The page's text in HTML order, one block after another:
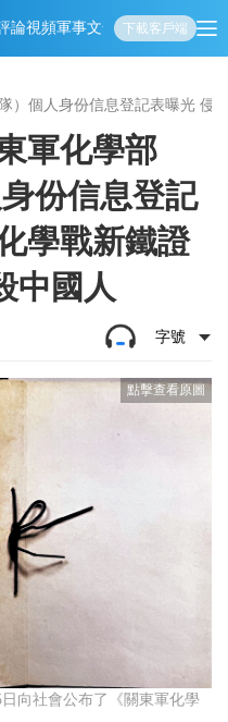
論視頻軍事文化 娛樂生活教育體
下載客戶端
）個人身份信息登記表曝光 侵
軍化學部
身份信息登記
學戰新鐵證
中國人
字號
向社會公布了《關東軍化學